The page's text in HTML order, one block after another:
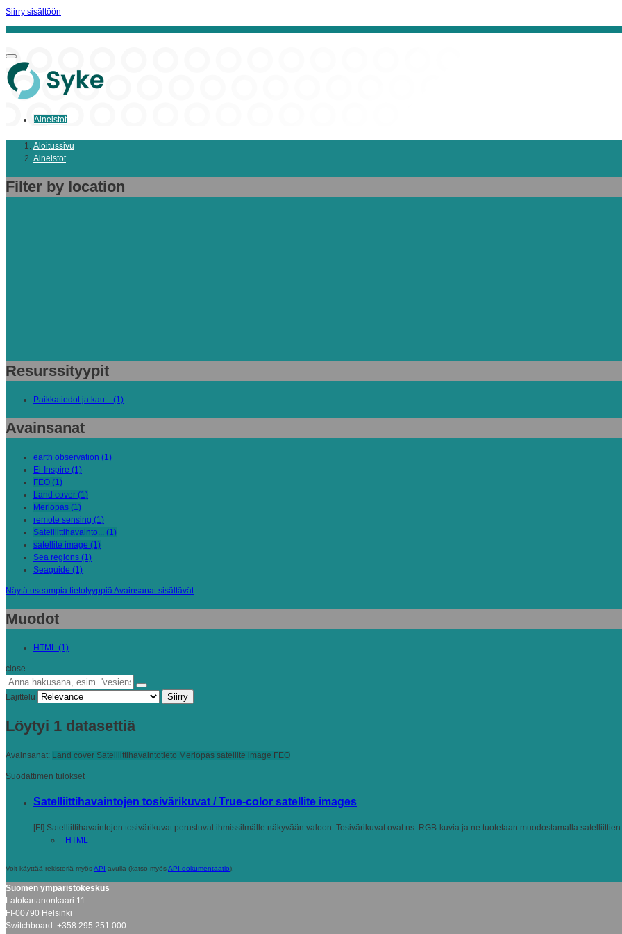
Siirry sisältöön
Aineistot
Aloitussivu
Aineistot
Filter by location
Resurssityypit
Paikkatiedot ja kau... (1)
Avainsanat
earth observation (1)
Ei-Inspire (1)
FEO (1)
Land cover (1)
Meriopas (1)
remote sensing (1)
Satelliittihavainto... (1)
satellite image (1)
Sea regions (1)
Seaguide (1)
Näytä useampia tietotyyppiä Avainsanat sisältävät
Muodot
HTML (1)
close
Lajittelu Siirry
Löytyi 1 datasettiä
Avainsanat: Land cover Satelliittihavaintotieto Meriopas satellite image FEO
Suodattimen tulokset
Satelliittihavaintojen tosivärikuvat / True-color satellite images
[FI] Satelliittihavaintojen tosivärikuvat perustuvat ihmissilmälle näkyvään valoon. Tosivärikuvat ovat ns. RGB-kuvia ja ne tuotetaan muodostamalla satelliittien
HTML
Voit käyttää rekisteriä myösAPI avulla (katso myösAPI-dokumentaatio).
Suomen ympäristökeskus
Latokartanonkaari 11
FI-00790 Helsinki
Switchboard: +358 295 251 000